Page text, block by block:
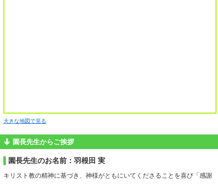
大きな地図で見る
園長先生からご挨拶
園長先生のお名前：羽根田 実
キリスト教の精神に基づき、神様がともにいてくださることを喜び「感謝